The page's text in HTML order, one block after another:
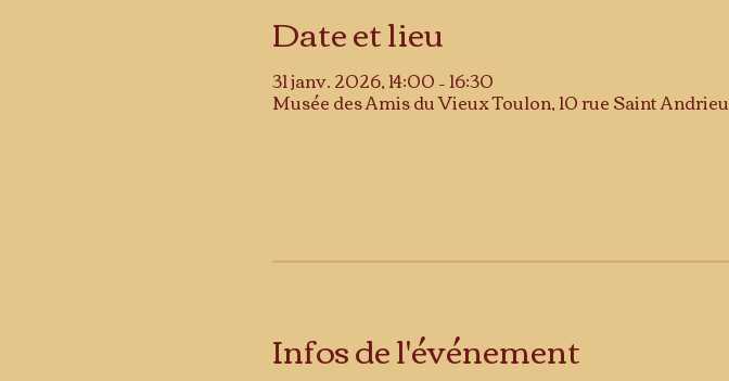
Date et lieu
31 janv. 2026, 14:00 – 16:30
Musée des Amis du Vieux Toulon, 10 rue Saint Andrieu
Infos de l'événement